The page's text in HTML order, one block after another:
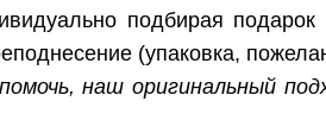
подбирая
(упаковка,
наш оригинальный